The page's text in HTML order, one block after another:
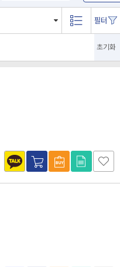
초기화